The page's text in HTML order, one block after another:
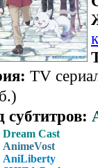
TV
субтитров:
Dream Cast
AnimeVost
AniLiberty